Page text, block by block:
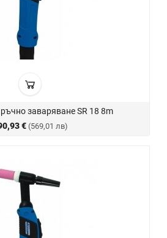
заваряване SR 18 8m
€ (569,01 лв)